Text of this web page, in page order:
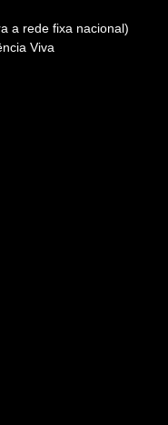
a rede fixa nacional)
Viva